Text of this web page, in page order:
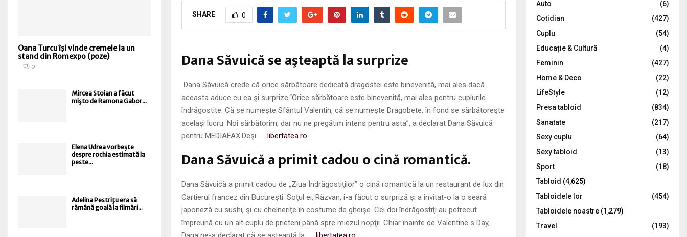
SHARE 0
Dana Săvuică se aşteaptă la surprize
Dana Săvuică crede că orice sărbătoare dedicată dragostei este binevenită, mai ales dacă
aceasta aduce cu ea şi surprize.“Orice sărbătoare este binevenită, mai ales pentru cuplurile
îndrăgostite. Că se numeşte Sfântul Valentin, că se numeşte Dragobete, în fond se sărbătoreşte
acelaşi lucru. Noi sărbătorim, dar nu ne pregătim intens pentru asta”, a declarat Dana Săvuică
pentru MEDIAFAX.Deşi …
…libertatea.ro
Dana Săvuică a primit cadou o cină romantică.
Dana Săvuică a primit cadou de „Ziua Îndrăgostiţilor” o cină romantică la un restaurant de lux din
Cartierul francez din Bucureşti. Soţul ei, Răzvan, i-a făcut o surpriză şi a invitat-o la o seară
japoneză cu sushi, şi cu chelneriţe în costume de gheişe. Cei doi îndrăgostiţi au petrecut
împreună cu un alt cuplu de prieteni până spre miezul nopţii. Chiar înainte de Valentine s Day,
Oana Turcu îşi vinde cremele la un
stand din Romexpo (poze)
0
Mircea Stoian a făcut
mişto de Ramona Gabor...
Elena Udrea vorbeşte
despre rochia estimată la
peste...
Adelina Pestriţu era să
rămână goală la filmări...
:
C
Auto
(6)
Cotidian
(427)
Cuplu
(54)
Educație & Cultură
(4)
Feminin
(427)
Home & Deco
(22)
LifeStyle
(12)
Presa tabloid
(834)
Sanatate
(217)
Sexy cuplu
(64)
Sexy tabloid
(13)
Sport
(18)
Tabloid (4,625)
Tabloidele lor
(454)
Tabloidele noastre (1,279)
Travel
(193)